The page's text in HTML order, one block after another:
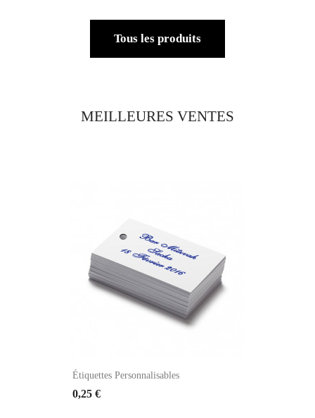
Tous les produits
MEILLEURES VENTES
Étiquettes Personnalisables
0,25 €